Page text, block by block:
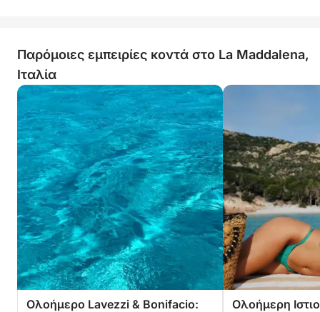
Παρόμοιες εμπειρίες κοντά στο La Maddalena,
Ιταλία
Ολοήμερο Lavezzi & Bonifacio:
Ολοήμερη